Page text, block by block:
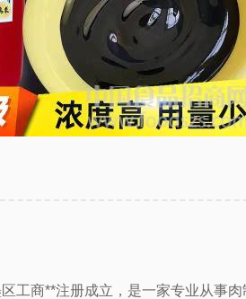
工商**注册成立，是一家专业从事